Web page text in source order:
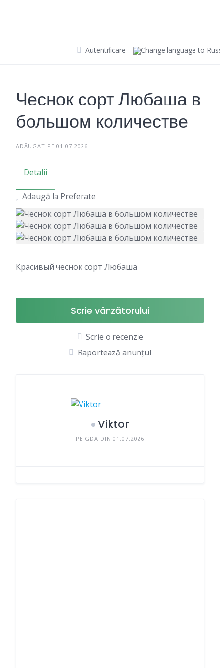
Autentificare
Чеснок сорт Любаша в
большом количестве
ADĂUGAT PE 01.07.2026
Detalii
Adaugă la Preferate
Красивый чеснок сорт Любаша
Scrie vânzătorului
Scrie o recenzie
Raportează anunțul
Viktor
PE GDA DIN 01.07.2026